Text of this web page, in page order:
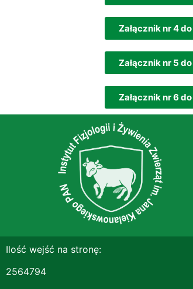
Załącznik nr 4
Załącznik nr 5
Załącznik nr 6
Ilość wejść na stronę:
2564794